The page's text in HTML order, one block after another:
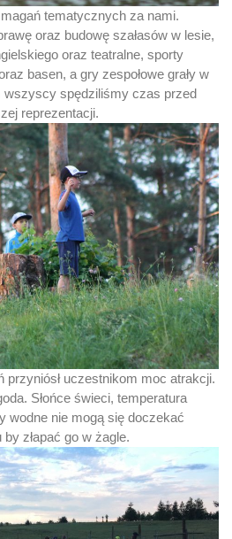
tematycznych za nami.
oraz budowę szałasów w lesie,
oraz teatralne, sporty
basen, a gry zespołowe grały w
wszyscy spędziliśmy czas przed
reprezentacji.
przyniósł uczestnikom moc atrakcji.
Słońce świeci, temperatura
wodne nie mogą się doczekać
złapać go w żagle.